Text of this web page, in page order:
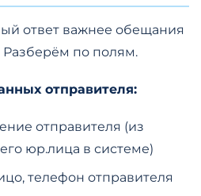
ответ важнее обещания
Разберём по полям.
отправителя:
отправителя (из
юр.лица в системе)
телефон отправителя